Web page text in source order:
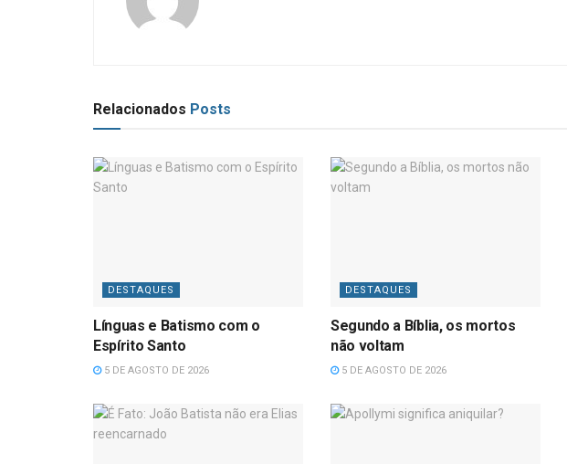
Relacionados Posts
DESTAQUES
Línguas e Batismo com o
Espírito Santo
5 DE AGOSTO DE 2026
DESTAQUES
Segundo a Bíblia, os mortos
não voltam
5 DE AGOSTO DE 2026